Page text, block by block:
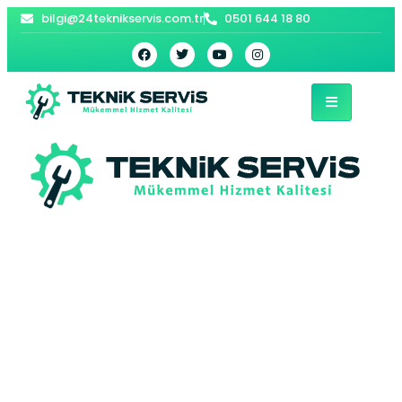
bilgi@24teknikservis.com.tr 0501 644 18 80